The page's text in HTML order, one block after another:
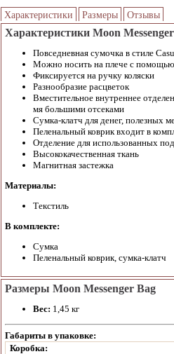
Характеристики Размеры Отзывы
Характеристики Moon
Повседневная сумочка в стиле
Можно носить на плече с
Фиксируется на ручку коляски
Разнообразие расцветок
Вместительное внутреннее
мя большими отсеками
Сумка-клатч для денег, полезных
Пеленальный коврик входит в
Отделение для использованных
Высококачественная ткань
Магнитная застежка
Материалы:
Текстиль
В комплекте:
Сумка
Пеленальный коврик, сумка-клатч
Размеры Moon Messenger Bag
Вес: 1,45 кг
Габариты в упаковке:
Коробка: